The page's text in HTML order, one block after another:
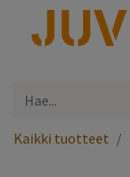
Kaikki tuotteet